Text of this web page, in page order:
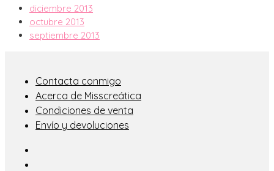
diciembre 2013
octubre 2013
septiembre 2013
Contacta conmigo
Acerca de Misscreática
Condiciones de venta
Envío y devoluciones